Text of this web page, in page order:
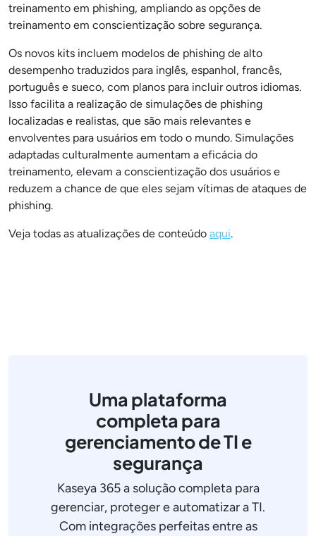
treinamento em phishing, ampliando as opções de
treinamento em conscientização sobre segurança.
Os novos kits incluem modelos de phishing de alto
desempenho traduzidos para inglês, espanhol, francês,
português e sueco, com planos para incluir outros idiomas.
Isso facilita a realização de simulações de phishing
localizadas e realistas, que são mais relevantes e
envolventes para usuários em todo o mundo. Simulações
adaptadas culturalmente aumentam a eficácia do
treinamento, elevam a conscientização dos usuários e
reduzem a chance de que eles sejam vítimas de ataques de
phishing.
Veja todas as atualizações de conteúdo aqui.
Uma plataforma
completa para
gerenciamento de TI e
segurança
Kaseya 365 a solução completa para
gerenciar, proteger e automatizar a TI.
Com integrações perfeitas entre as